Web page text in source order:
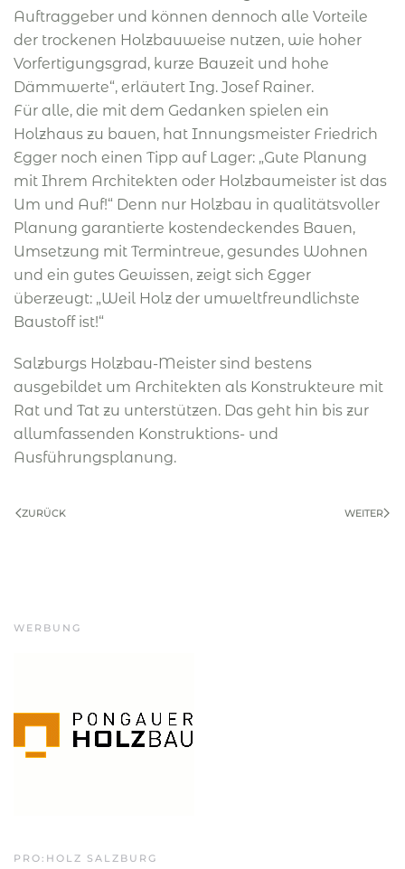
Auftraggeber und können dennoch alle Vorteile
der trockenen Holzbauweise nutzen, wie hoher
Vorfertigungsgrad, kurze Bauzeit und hohe
Dämmwerte“, erläutert Ing. Josef Rainer.
Für alle, die mit dem Gedanken spielen ein
Holzhaus zu bauen, hat Innungsmeister Friedrich
Egger noch einen Tipp auf Lager: „Gute Planung
mit Ihrem Architekten oder Holzbaumeister ist das
Um und Auf!“ Denn nur Holzbau in qualitätsvoller
Planung garantierte kostendeckendes Bauen,
Umsetzung mit Termintreue, gesundes Wohnen
und ein gutes Gewissen, zeigt sich Egger
überzeugt: „Weil Holz der umweltfreundlichste
Baustoff ist!“
Salzburgs Holzbau-Meister sind bestens
ausgebildet um Architekten als Konstrukteure mit
Rat und Tat zu unterstützen. Das geht hin bis zur
allumfassenden Konstruktions- und
Ausführungsplanung.
ZURÜCK WEITER
WERBUNG
PRO:HOLZ SALZBURG